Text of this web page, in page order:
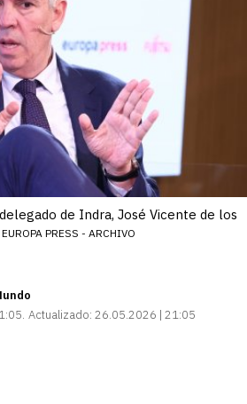
de Indra, José Vicente de los
PRESS - ARCHIVO
Actualizado: 26.05.2026 | 21:05